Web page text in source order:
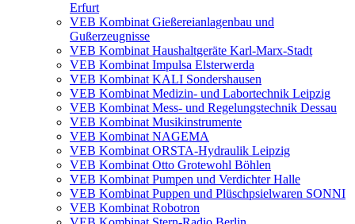
Erfurt
VEB Kombinat Gießereianlagenbau und
Gußerzeugnisse
VEB Kombinat Haushaltgeräte Karl-Marx-Stadt
VEB Kombinat Impulsa Elsterwerda
VEB Kombinat KALI Sondershausen
VEB Kombinat Medizin- und Labortechnik Leipzig
VEB Kombinat Mess- und Regelungstechnik Dessau
VEB Kombinat Musikinstrumente
VEB Kombinat NAGEMA
VEB Kombinat ORSTA-Hydraulik Leipzig
VEB Kombinat Otto Grotewohl Böhlen
VEB Kombinat Pumpen und Verdichter Halle
VEB Kombinat Puppen und Plüschpsielwaren SONNI
VEB Kombinat Robotron